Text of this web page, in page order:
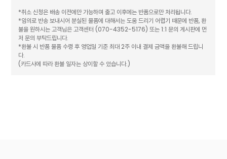
*취소 신청은 배송 이전에만 가능하며 출고 이후에는 반품으로만 처리됩니다.
*임의로 반송 보내시어 분실된 물품에 대해서는 도움 드리기 어렵기 때문에 반품, 환
불을 원하시는 고객님은 고객센터 (070-4352-5176) 또는 1:1 문의 게시판에 먼
저 문의 부탁드립니다.
*환불 시 반품 물품 수령 후 영업일 기준 최대 2주 이내 결제 금액을 환불해 드립니
다.
(카드사에 따라 환불 일자는 상이할 수 있습니다.)